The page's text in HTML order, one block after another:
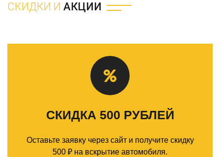
СКИДКИ И АКЦИИ
СКИДКА 500 РУБЛЕЙ
Оставьте заявку через сайт и получите скидку
500 ₽ на вскрытие автомобиля.